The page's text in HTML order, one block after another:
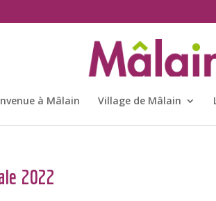
à Mâlain Village de Mâlain
2022